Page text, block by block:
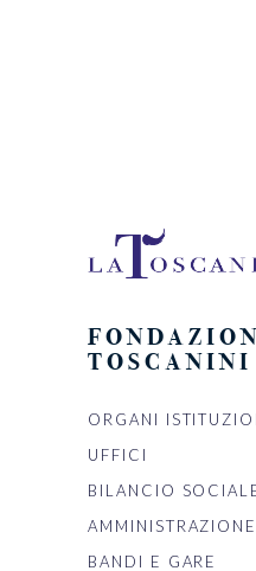
TOSCANINI
ORGANI
UFFICI
BILANCIO
BANDI E GARE